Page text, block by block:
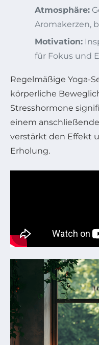
Atmosphäre:
Aromakerzen,
Motivation:
für Fokus und
Regelmäßige Yoga-
körperliche
Stresshormone
einem
verstärkt den Effekt
Erholung.